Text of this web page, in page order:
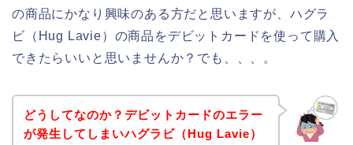
の商品にかなり興味のある方だと思いますが、ハグラ
ビ（Hug Lavie）の商品をデビットカードを使って購入
できたらいいと思いませんか？でも、、、。
どうしてなのか？デビットカードのエラー
が発生してしまいハグラビ（Hug Lavie）